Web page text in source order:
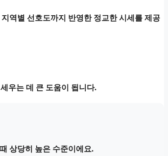
역별 선호도까지 반영한 정교한 시세를 제공
우는 데 큰 도움이 됩니다.
상당히 높은 수준이에요.